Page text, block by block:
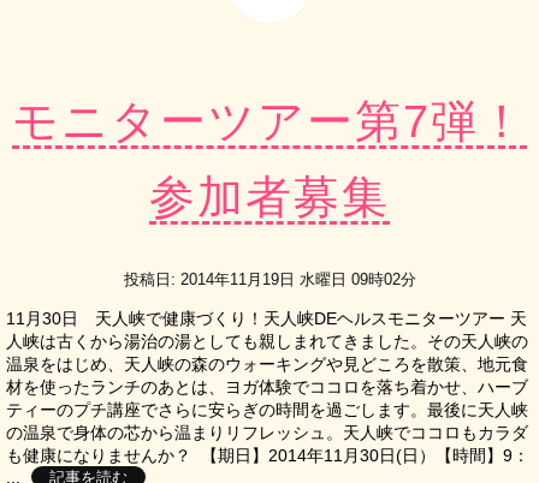
モニターツアー第7弾！
参加者募集
投稿日: 2014年11月19日 水曜日 09時02分
11月30日 天人峡で健康づくり！天人峡DEヘルスモニターツアー 天
人峡は古くから湯治の湯としても親しまれてきました。その天人峡の
温泉をはじめ、天人峡の森のウォーキングや見どころを散策、地元食
材を使ったランチのあとは、ヨガ体験でココロを落ち着かせ、ハーブ
ティーのプチ講座でさらに安らぎの時間を過ごします。最後に天人峡
の温泉で身体の芯から温まりリフレッシュ。天人峡でココロもカラダ
も健康になりませんか？ 【期日】2014年11月30日(日）【時間】9：
記事を読む